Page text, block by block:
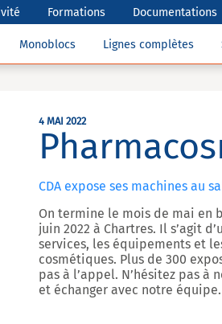
Formations Documentations
Monoblocs Lignes complètes
4 MAI 2022
CDA expose ses machines au
On termine le mois de mai en
juin 2022 à Chartres. Il s’agit
services, les équipements et
cosmétiques. Plus de 300
pas à l’appel. N’hésitez pas
et échanger avec notre équipe.